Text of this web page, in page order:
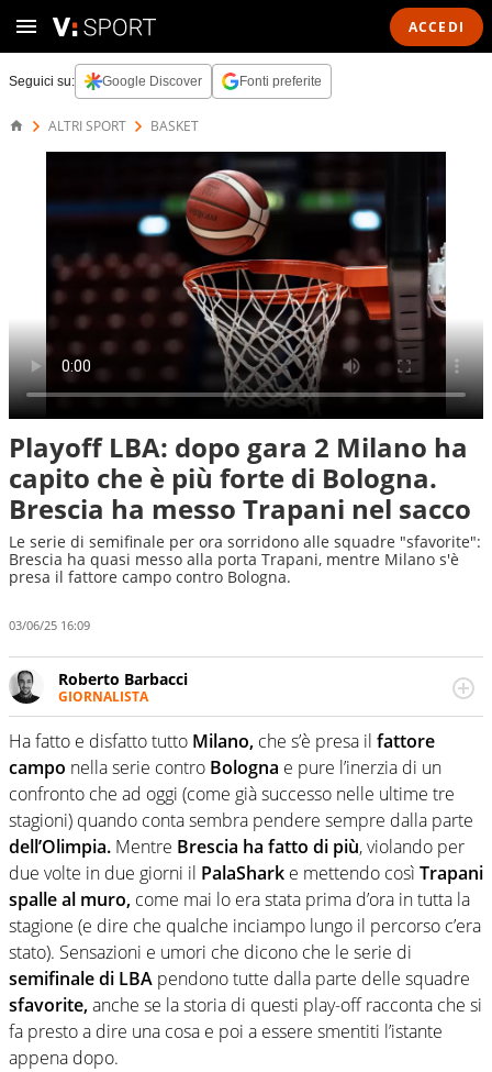
ACCEDI
Seguici su: Google Discover Fonti preferite
ALTRI SPORT BASKET
Playoff LBA: dopo gara 2 Milano ha
capito che è più forte di Bologna.
Brescia ha messo Trapani nel sacco
Le serie di semifinale per ora sorridono alle squadre "sfavorite":
Brescia ha quasi messo alla porta Trapani, mentre Milano s'è
presa il fattore campo contro Bologna.
03/06/25 16:09
Roberto Barbacci
GIORNALISTA
Giornalista (pubblicista) sportivo a tutto campo, è il
tuttologo di Virgilio Sport. Provate a chiedergli di boxe, di
scherma, di volley o di curling: ve ne farà innamorare
Ha fatto e disfatto tutto Milano, che s’è presa il fattore
campo nella serie contro Bologna e pure l’inerzia di un
confronto che ad oggi (come già successo nelle ultime tre
stagioni) quando conta sembra pendere sempre dalla parte
dell’Olimpia. Mentre Brescia ha fatto di più, violando per
due volte in due giorni il PalaShark e mettendo così Trapani
spalle al muro, come mai lo era stata prima d’ora in tutta la
stagione (e dire che qualche inciampo lungo il percorso c’era
stato). Sensazioni e umori che dicono che le serie di
semifinale di LBA pendono tutte dalla parte delle squadre
sfavorite,anche se la storia di questi play-off racconta che si
fa presto a dire una cosa e poi a essere smentiti l’istante
appena dopo.